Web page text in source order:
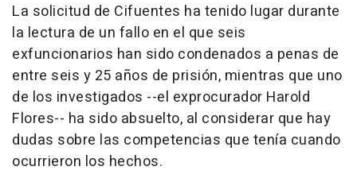
La solicitud de Cifuentes ha tenido lugar durante
la lectura de un fallo en el que seis
exfuncionarios han sido condenados a penas de
entre seis y 25 años de prisión, mientras que uno
de los investigados --el exprocurador Harold
Flores-- ha sido absuelto, al considerar que hay
dudas sobre las competencias que tenía cuando
ocurrieron los hechos.